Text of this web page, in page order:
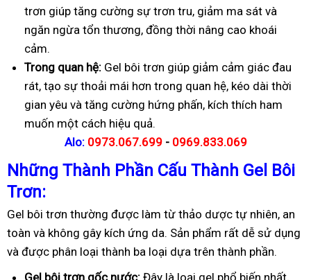
trơn giúp tăng cường sự trơn tru, giảm ma sát và
ngăn ngừa tổn thương, đồng thời nâng cao khoái
cảm.
Trong quan hệ: Gel bôi trơn giúp giảm cảm giác đau
rát, tạo sự thoải mái hơn trong quan hệ, kéo dài thời
gian yêu và tăng cường hứng phấn, kích thích ham
muốn một cách hiệu quả.
Alo: 0973.067.699 - 0969.833.069
Những Thành Phần Cấu Thành Gel Bôi
Trơn:
Gel bôi trơn thường được làm từ thảo dược tự nhiên, an
toàn và không gây kích ứng da. Sản phẩm rất dễ sử dụng
và được phân loại thành ba loại dựa trên thành phần.
Gel bôi trơn gốc nước: Đây là loại gel phổ biến nhất,